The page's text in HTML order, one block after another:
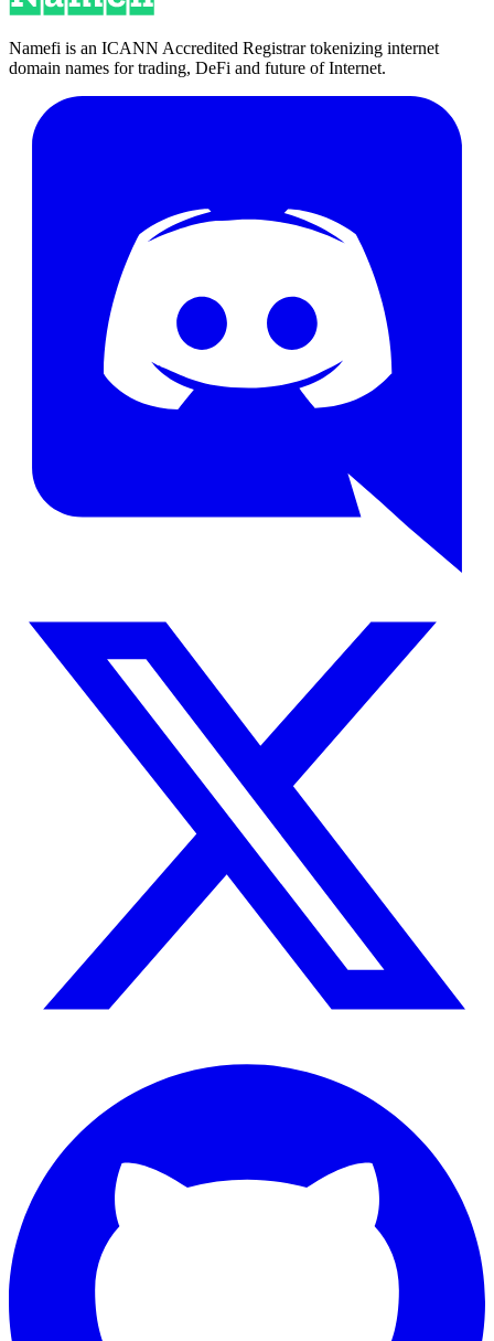
Namefi is an ICANN Accredited Registrar tokenizing internet
domain names for trading, DeFi and future of Internet.